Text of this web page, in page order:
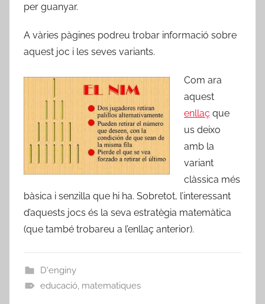
per guanyar.
A vàries pàgines podreu trobar informació sobre
aquest joc i les seves variants.
Com ara
aquest
enllaç que
us deixo
amb la
variant
clàssica més
bàsica i senzilla que hi ha. Sobretot, l’interessant
d’aquests jocs és la seva estratègia matemàtica
(que també trobareu a l’enllaç anterior).
D'enginy
educació, matematiques